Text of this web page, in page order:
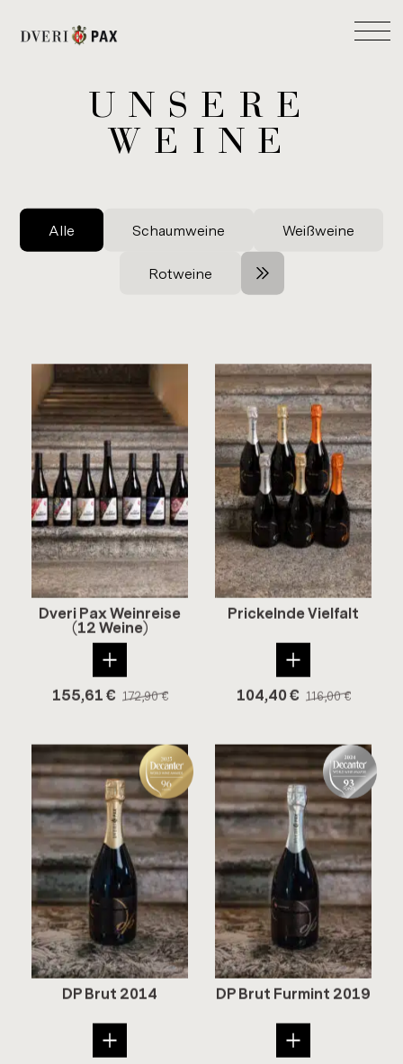
UNSERE
WEINE
Alle Schaumweine Weißweine
Rotweine
Dveri Pax Wein­rei­se
(12 Weine)
155,61€ 172,90€
Pri­ckeln­de Viel­falt
104,40€ 116,00€
DP Brut 2014 DP Brut Fur­mint 2019